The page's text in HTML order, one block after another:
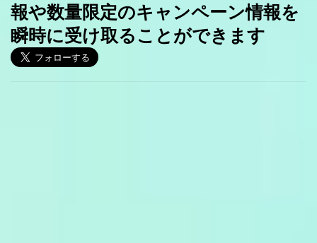
報や数量限定のキャンペーン情報を
瞬時に受け取ることができます